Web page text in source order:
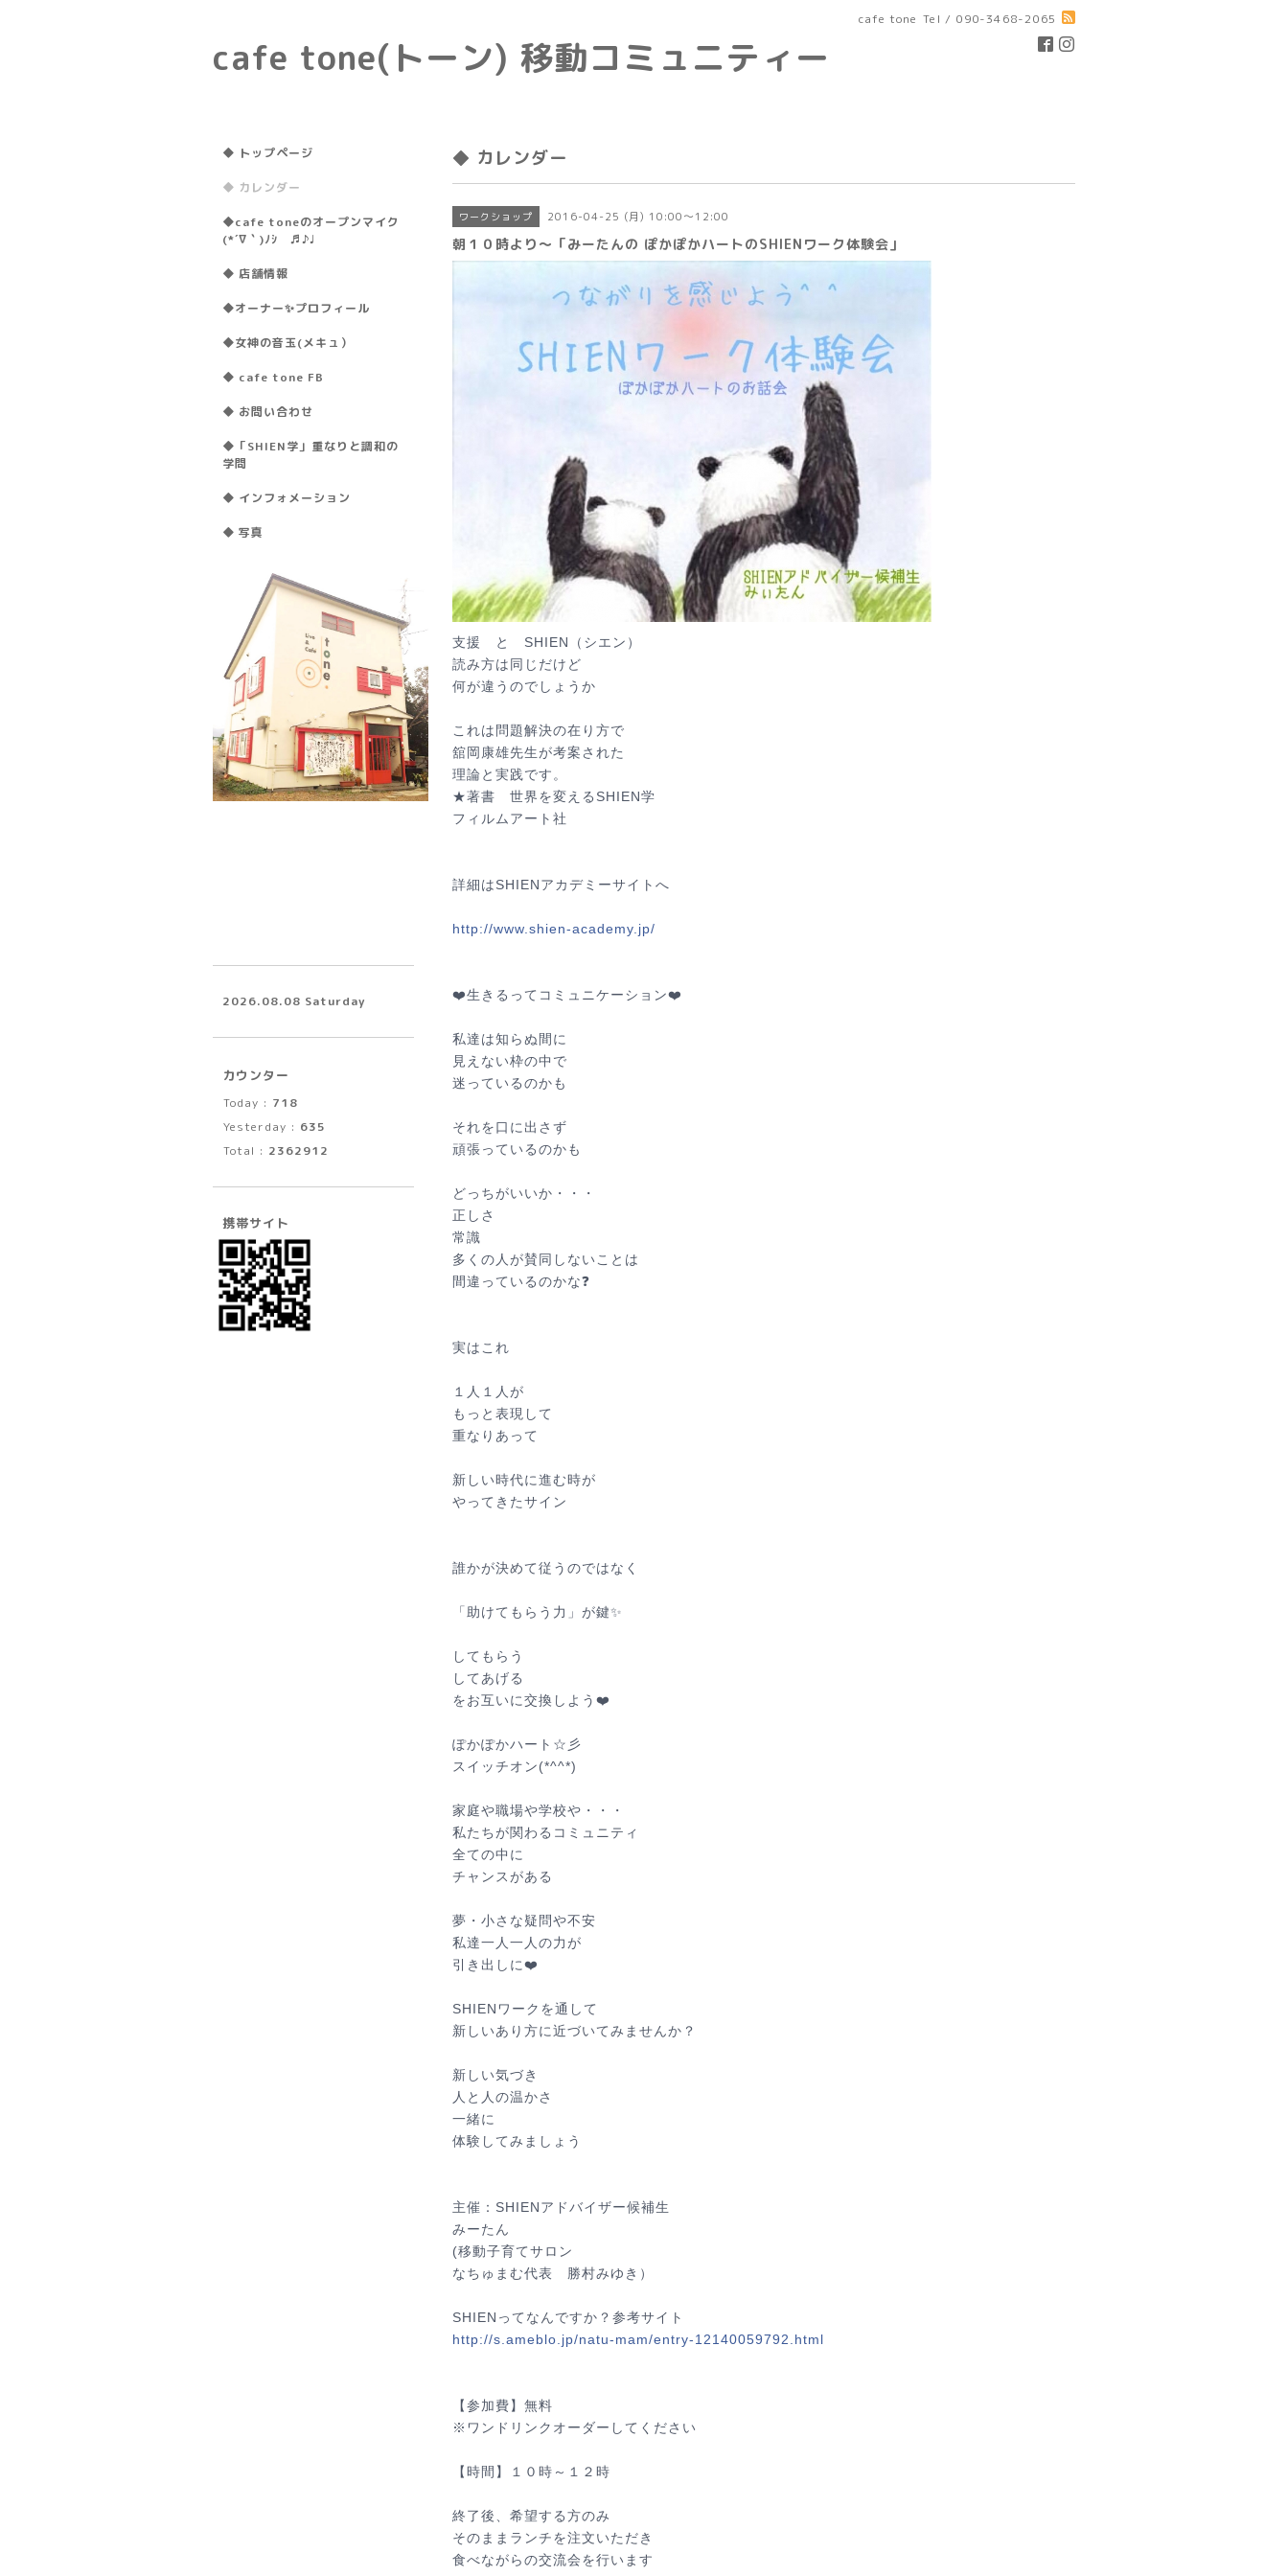
cafe tone Tel / 090-3468-2065
cafe tone(トーン) 移動コミュニティー
◆ カレンダー
ワークショップ 2016-04-25 (月) 10:00～12:00
朝１０時より〜「みーたんの ぽかぽかハートのSHIENワーク体験会」
支援 と SHIEN（シエン）
読み方は同じだけど
何が違うのでしょうか
これは問題解決の在り方で
舘岡康雄先生が考案された
理論と実践です。
★著書 世界を変えるSHIEN学
フィルムアート社
詳細はSHIENアカデミーサイトへ
http://www.shien-academy.jp/
❤️生きるってコミュニケーション❤️
私達は知らぬ間に
見えない枠の中で
迷っているのかも
それを口に出さず
頑張っているのかも
どっちがいいか・・・
正しさ
常識
多くの人が賛同しないことは
間違っているのかな❓
実はこれ
１人１人が
もっと表現して
重なりあって
新しい時代に進む時が
やってきたサイン
誰かが決めて従うのではなく
「助けてもらう力」が鍵✨
してもらう
してあげる
をお互いに交換しよう❤️
ぽかぽかハート☆彡
スイッチオン(*^^*)
家庭や職場や学校や・・・
私たちが関わるコミュニティ
全ての中に
チャンスがある
夢・小さな疑問や不安
私達一人一人の力が
引き出しに❤️
SHIENワークを通して
新しいあり方に近づいてみませんか？
新しい気づき
人と人の温かさ
一緒に
体験してみましょう
主催：SHIENアドバイザー候補生
みーたん
(移動子育てサロン
なちゅまむ代表 勝村みゆき）
SHIENってなんですか？参考サイト
http://s.ameblo.jp/natu-mam/entry-12140059792.html
【参加費】無料
※ワンドリンクオーダーしてください
【時間】１０時～１２時
終了後、希望する方のみ
そのままランチを注文いただき
食べながらの交流会を行います
◆ トップページ
◆ カレンダー
◆cafe toneのオープンマイク
(*´∇｀)ﾉｼ ♬♪♩
◆ 店舗情報
◆オーナー✨プロフィール
◆女神の音玉(メキュ）
◆ cafe tone FB
◆ お問い合わせ
◆「SHIEN学」重なりと調和の
学問
◆ インフォメーション
◆ 写真
2026.08.08 Saturday
カウンター
Today : 718
Yesterday : 635
Total : 2362912
携帯サイト